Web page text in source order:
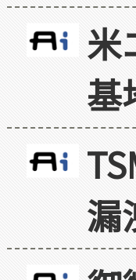
米
基
漏